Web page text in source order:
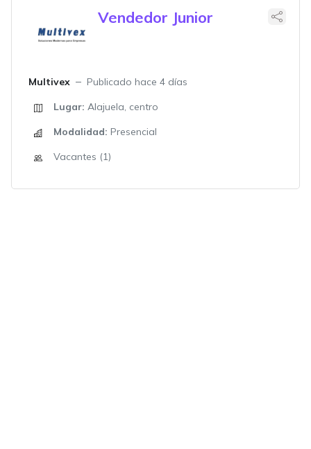
Vendedor Junior
Multivex
Publicado hace 4 días
Lugar: Alajuela, centro
Modalidad: Presencial
Vacantes (1)